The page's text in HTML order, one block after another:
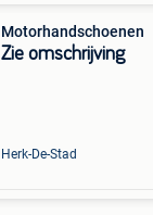
Motorhandschoenen
Zie omschrijving
Herk-De-Stad